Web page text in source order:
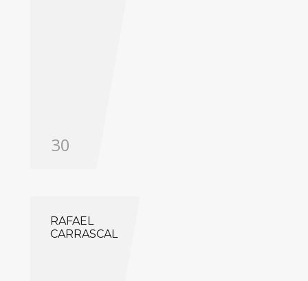
30
RAFAEL
CARRASCAL